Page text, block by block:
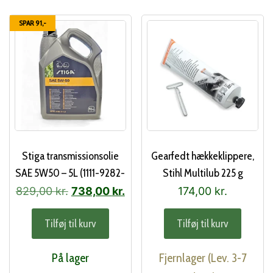
SPAR 91,-
Stiga transmissionsolie
SAE 5W50 – 5L (1111-9282-
01)
829,00kr. Den
oprindelige
pris
var:
829,00 kr..
738,00 kr.Den
738,00 kr..
Tilføj til kurv
På lager
Gearfedt hækkeklippere,
Stihl Multilub 225 g
174,00 kr.
Tilføj til kurv
Fjernlager (Lev. 3-7